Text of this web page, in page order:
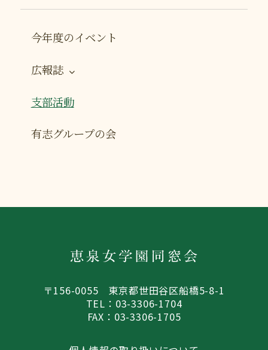
今年度のイベント
広報誌
支部活動
有志グループの会
〒156-0055 東京都世田谷区船橋5-8-1
TEL：03-3306-1704
FAX：03-3306-1705